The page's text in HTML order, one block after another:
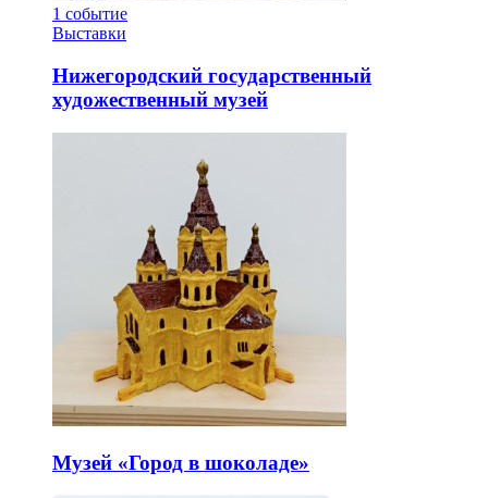
1 событие
Выставки
Нижегородский государственный
художественный музей
Музей «Город в шоколаде»